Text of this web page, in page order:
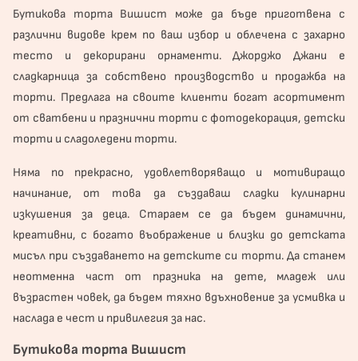
Бутикова тортаВишист може да бъде приготвена с
различни видове крем по ваш избор и облечена с захарно
тесто и декорирани орнаменти. Джорджо Джани е
сладкарница за собствено производство и продажба на
торти. Предлага на своите клиенти богат асортимент
от сватбени и празнични торти с фотодекорация, детски
торти и сладоледени торти.
Няма по прекрасно, удовлетворяващо и мотивиращо
начинание, от това да създаваш сладки кулинарни
изкушения за деца. Стараем се да бъдем динамични,
креативни, с богато въображение и близки до детската
мисъл при създаването на детските си торти. Да станем
неотменна част от празника на дете, младеж или
възрастен човек, да бъдем тяхно вдъхновение за усмивка и
наслада е чест и привилегия за нас.
Бутикова торта Вишист